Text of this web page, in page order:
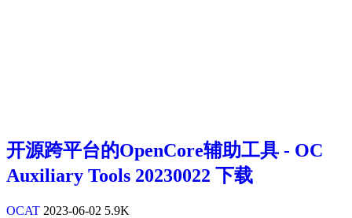
开源跨平台的OpenCore辅助工具 - OC
Auxiliary Tools 20230022 下载
OCAT 2023-06-02 5.9K